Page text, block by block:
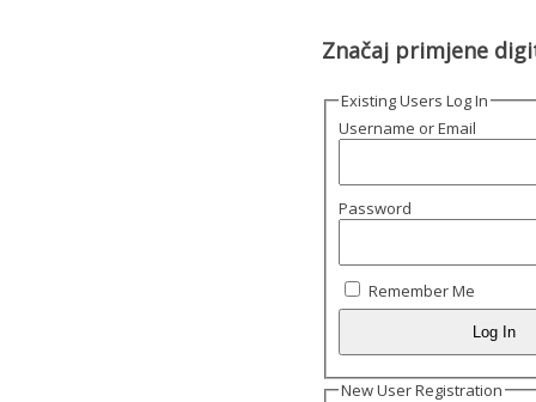
Značaj primjene
Existing Users Log In
Username or Email
Password
Remember Me
New User Registration